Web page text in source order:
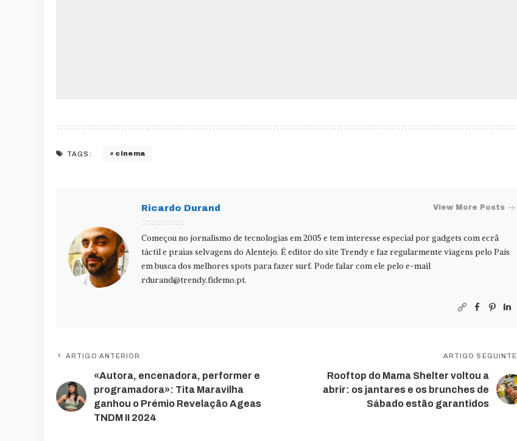
TAGS: cinema
Ricardo Durand View More Posts
Começou no jornalismo de tecnologias em 2005 e tem interesse especial por gadgets com ecrã
táctil e praias selvagens do Alentejo. É editor do site Trendy e faz regularmente viagens pelo País
em busca dos melhores spots para fazer surf. Pode falar com ele pelo e-mail
rdurand@trendy.fidemo.pt.
ARTIGO ANTERIOR
«Autora, encenadora, performer e
programadora»: Tita Maravilha
ganhou o Prémio Revelação Ageas
TNDM II 2024
ARTIGO SEGUINTE
Rooftop do Mama Shelter voltou a
abrir: os jantares e os brunches de
Sábado estão garantidos